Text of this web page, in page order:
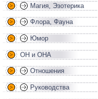
Магия, Эзотерика
Флора, Фауна
Юмор
ОН и ОНА
Отношения
Руководства